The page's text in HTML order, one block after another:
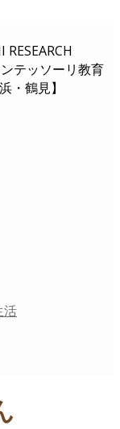
テッソーリ教育
・鶴見】
活